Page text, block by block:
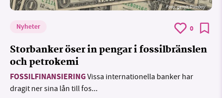
Foto:geralt/Pixabay
Nyheter 0
Storbanker öser in pengar i fossilbränslen
och petrokemi
FOSSILFINANSIERINGVissa internationella banker har
dragit ner sina lån till fos...